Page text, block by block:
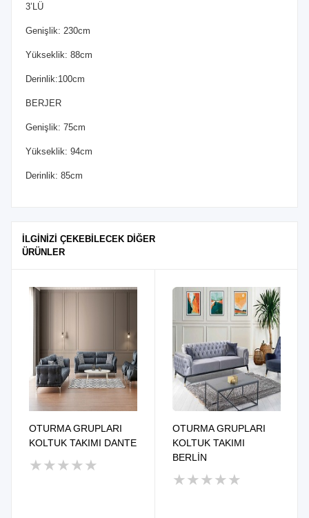
3’LÜ
Genişlik: 230cm
Yükseklik: 88cm
Derinlik:100cm
BERJER
Genişlik: 75cm
Yükseklik: 94cm
Derinlik: 85cm
İLGİNİZİ ÇEKEBİLECEK DİĞER
ÜRÜNLER
OTURMA GRUPLARI
KOLTUK TAKIMI DANTE
★★★★★
OTURMA GRUPLARI
KOLTUK TAKIMI
BERLİN
★★★★★